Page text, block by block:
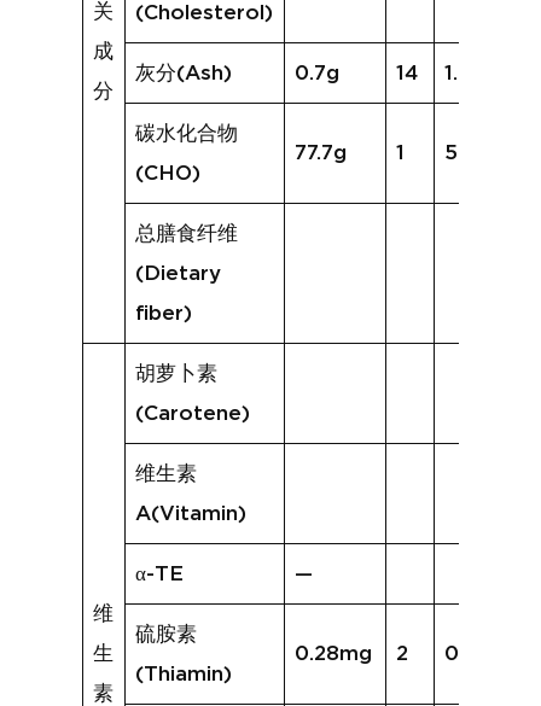
关
成
分
(Cholesterol)
灰分(Ash) 0.7g 14 1.0g
碳水化合物
(CHO)
77.7g 1 58.1g
总膳食纤维
(Dietary
fiber)
维
生
素
胡萝卜素
(Carotene)
维生素
A(Vitamin)
α-TE —
硫胺素
(Thiamin)
0.28mg 2 0.13mg